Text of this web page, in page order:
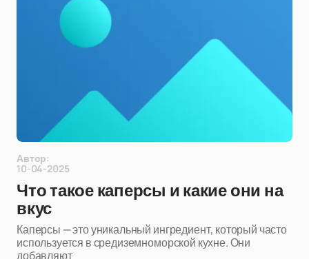
Автор:
10-04-2025
Что такое каперсы и какие они на
вкус
Каперсы — это уникальный ингредиент, который часто
используется в средиземноморской кухне. Они
добавляют